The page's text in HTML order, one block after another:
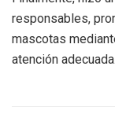
responsables,
mascotas
atención adecuada.